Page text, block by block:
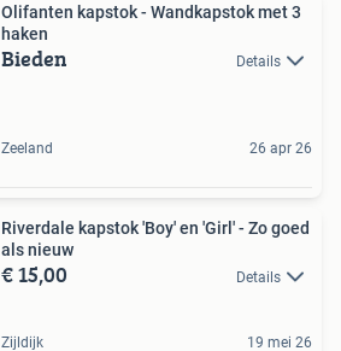
Olifanten kapstok - Wandkapstok met 3
haken
Bieden Details
Zeeland 26 apr 26
Riverdale kapstok 'Boy' en 'Girl' - Zo goed
als nieuw
€ 15,00 Details
Zijldijk 19 mei 26